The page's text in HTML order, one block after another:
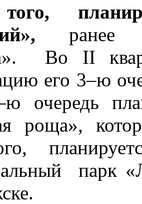
ранее
Во II
его 3–ю
очередь
роща»,
парк